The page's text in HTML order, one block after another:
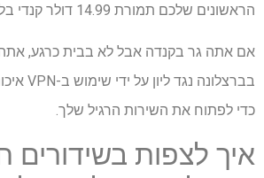
הראשונים שלכם תמורת 14.99 דולר קנדי ​​בלבד.
אם אתה גר בקנדה אבל לא בבית כרגע, אתה
בברצלונה נגד ליון על ידי שימוש ב-VPN איכותי כמו
כדי לפתוח את השירות הרגיל שלך.
איך לצפות בשידורים